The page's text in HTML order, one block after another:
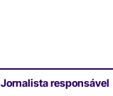
Jornalista responsável